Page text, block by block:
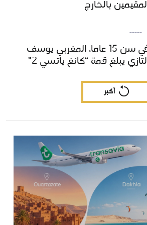
بالخارج
-----
في سن 15 عاما، المغربي يوسف
يبلغ قمة “كانغ ياتسي 2”
في سن 15 عاما، المغربي يوسف
يبلغ قمة “كانغ ياتسي 2”
أكبر